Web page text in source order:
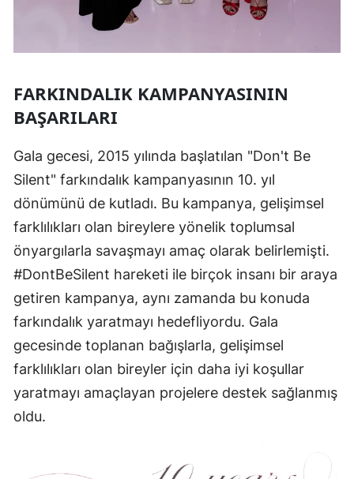
FARKINDALIK KAMPANYASININ
BAŞARILARI
Gala gecesi, 2015 yılında başlatılan "Don't Be
Silent" farkındalık kampanyasının 10. yıl
dönümünü de kutladı. Bu kampanya, gelişimsel
farklılıkları olan bireylere yönelik toplumsal
önyargılarla savaşmayı amaç olarak belirlemişti.
#DontBeSilent hareketi ile birçok insanı bir araya
getiren kampanya, aynı zamanda bu konuda
farkındalık yaratmayı hedefliyordu. Gala
gecesinde toplanan bağışlarla, gelişimsel
farklılıkları olan bireyler için daha iyi koşullar
yaratmayı amaçlayan projelere destek sağlanmış
oldu.